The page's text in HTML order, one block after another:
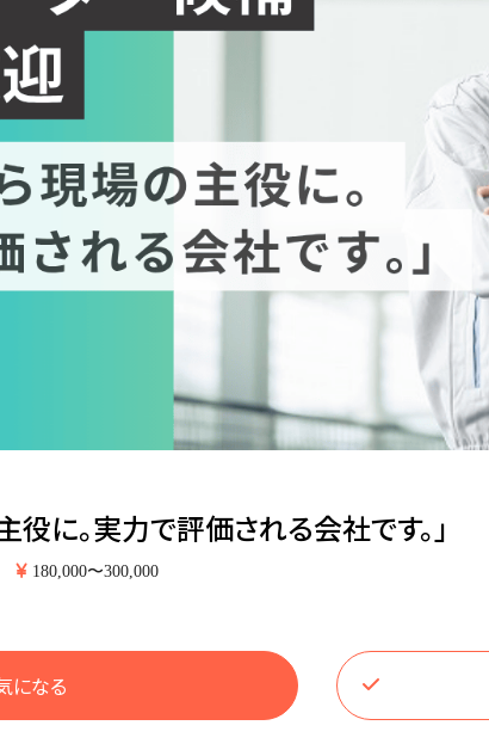
役に。実力で評価される会社です。」
180,000〜300,000
になる